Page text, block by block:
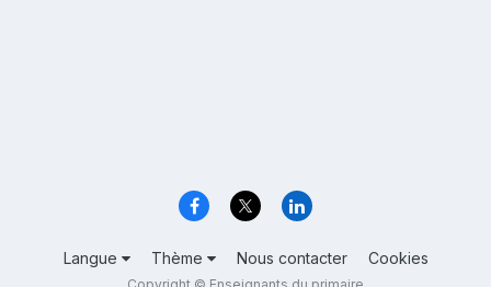
Langue Thème Nous contacter Cookies